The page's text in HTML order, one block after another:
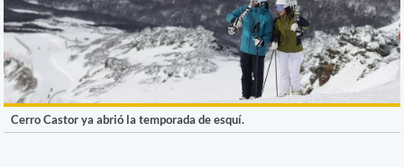
Cerro Castor ya abrió la temporada de esquí.